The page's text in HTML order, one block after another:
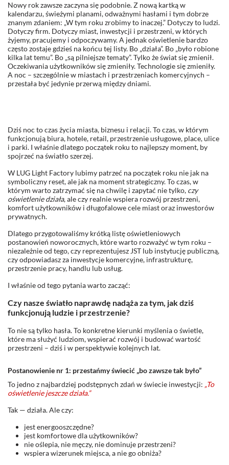
Nowy rok zawsze zaczyna się podobnie. Z nową kartką w
kalendarzu, świeżymi planami, odważnymi hasłami i tym dobrze
znanym zdaniem: „W tym roku zrobimy to inaczej.” Dotyczy to ludzi.
Dotyczy firm. Dotyczy miast, inwestycji i przestrzeni, w których
żyjemy, pracujemy i odpoczywamy. A jednak oświetlenie bardzo
często zostaje gdzieś na końcu tej listy. Bo „działa”. Bo „było robione
kilka lat temu”. Bo „są pilniejsze tematy”. Tylko że świat się zmienił.
Oczekiwania użytkowników się zmieniły. Technologie się zmieniły.
A noc – szczególnie w miastach i przestrzeniach komercyjnych –
przestała być jedynie przerwą między dniami.
Dziś noc to czas życia miasta, biznesu i relacji. To czas, w którym
funkcjonują biura, hotele, retail, przestrzenie usługowe, place, ulice
i parki. I właśnie dlatego początek roku to najlepszy moment, by
spojrzeć na światło szerzej.
W LUG Light Factory lubimy patrzeć na początek roku nie jak na
symboliczny reset, ale jak na moment strategiczny. To czas, w
którym warto zatrzymać się na chwilę i zapytać nie tylko, czy
oświetlenie działa, ale czy realnie wspiera rozwój przestrzeni,
komfort użytkowników i długofalowe cele miast oraz inwestorów
prywatnych.
Dlatego przygotowaliśmy krótką listę oświetleniowych
postanowień noworocznych, które warto rozważyć w tym roku –
niezależnie od tego, czy reprezentujesz JST lub instytucję publiczną,
czy odpowiadasz za inwestycje komercyjne, infrastrukturę,
przestrzenie pracy, handlu lub usług.
I właśnie od tego pytania warto zacząć:
Czy nasze światło naprawdę nadąża za tym, jak dziś
funkcjonują ludzie i przestrzenie?
To nie są tylko hasła. To konkretne kierunki myślenia o świetle,
które ma służyć ludziom, wspierać rozwój i budować wartość
przestrzeni – dziś i w perspektywie kolejnych lat.
Postanowienie nr 1: przestańmy świecić „bo zawsze tak było”
To jedno z najbardziej podstępnych zdań w świecie inwestycji: „To
oświetlenie jeszcze działa.”
Tak — działa. Ale czy:
jest energooszczędne?
jest komfortowe dla użytkowników?
nie oślepia, nie męczy, nie dominuje przestrzeni?
wspiera wizerunek miejsca, a nie go obniża?